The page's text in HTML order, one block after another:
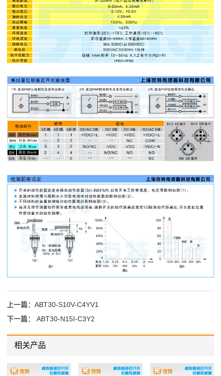
上一篇： ABT30-S10V-C4YV1
下一篇： ABT30-N15I-C3Y2
相关产品